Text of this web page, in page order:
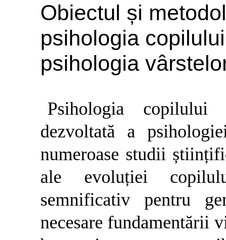
Obiectul și
psihologia
psihologia
Psihologia
dezvoltată a
numeroase studii
ale evoluției
semnificativ pentru
necesare fundamentării